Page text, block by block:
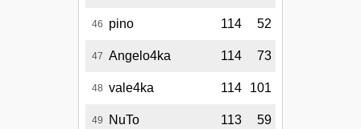
46 pino 114 52
47 Angelo4ka 114 73
48 vale4ka 114 101
49 NuTo 113 59